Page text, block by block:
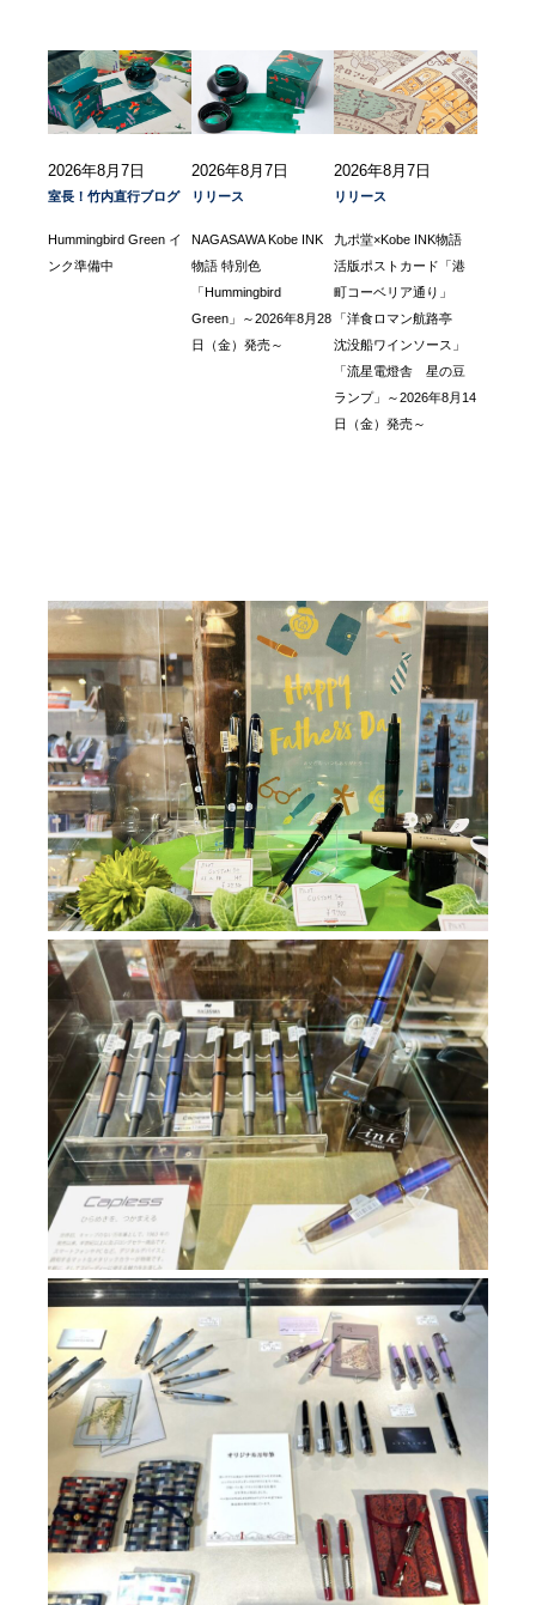
2026年8月7日
室長！竹内直行ブログ
Hummingbird Green イ
ンク準備中
2026年8月7日
リリース
NAGASAWA Kobe INK
物語 特別色
「Hummingbird
Green」～2026年8月28
日（金）発売～
2026年8月7日
リリース
九ポ堂×Kobe INK物語
活版ポストカード「港
町コーベリア通り」
「洋食ロマン航路亭
沈没船ワインソース」
「流星電燈舎 星の豆
ランプ」～2026年8月14
日（金）発売～